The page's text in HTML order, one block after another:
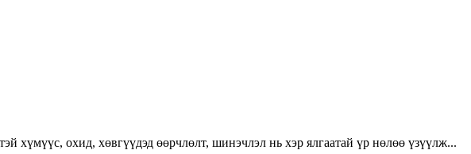
охид, хөвгүүдэд өөрчлөлт, шинэчлэл нь хэр ялгаатай үр нөлөө үзүүлж...